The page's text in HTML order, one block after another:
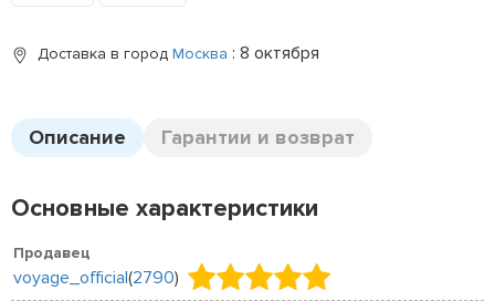
Доставка в город Москва : 8 октября
Описание Гарантии и возврат
Основные характеристики
Продавец
voyage_official(2790)